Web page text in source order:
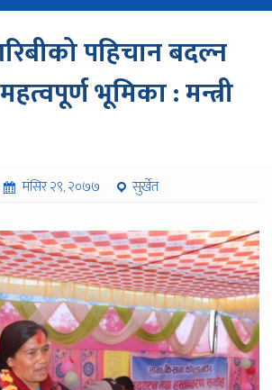
पहिचान बदल्न
भूमिका : मन्त्री
मंसिर २९, २०७७
सुर्खेत